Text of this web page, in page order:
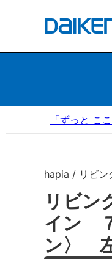
「ずっと こ
hapia / リビン
リビ
イン
ン〉